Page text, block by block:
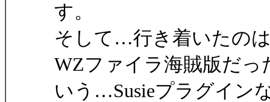
す。
そして…行き着いたの
WZファイラ海賊版だっ
いう…Susieプラグイン